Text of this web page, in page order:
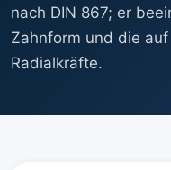
nach DIN 867; er
Zahnform und die
Radialkräfte.